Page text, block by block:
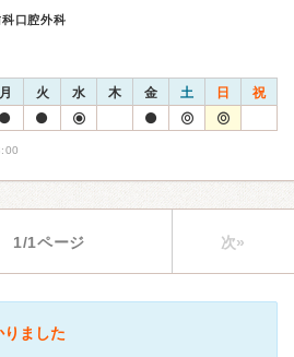
口腔外科
月 火 水 木 金 土 日 祝
1/1ページ 次»
ました